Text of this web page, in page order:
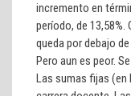
incremento en
período, de
queda por debajo
Pero aun es peor.
Las sumas fijas (en